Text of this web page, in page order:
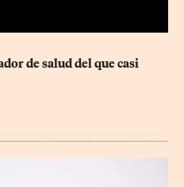
de salud del que casi